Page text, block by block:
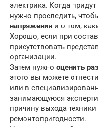
электрика. Когда
нужно проследить,
напряжения и о том,
Хорошо, если при
присутствовать
организации.
Затем нужно оценить
этого вы можете
или в
занимающуюся
причину выхода
ремонтопригодности.